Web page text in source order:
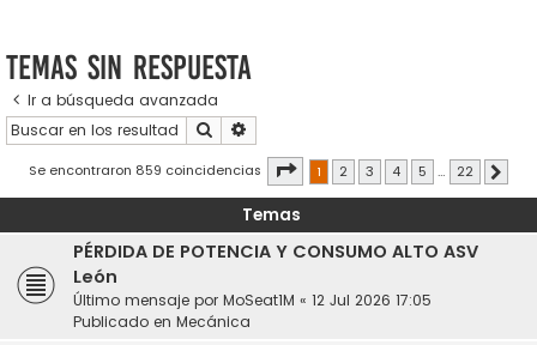
Temas sin respuesta
Ir a búsqueda avanzada
Buscar
Se encontraron 859 coincidencias Página de 22
1 2 3 4 5 … 22
Temas
PÉRDIDA DE POTENCIA Y CONSUMO ALTO ASV
León
Último mensaje por MoSeat1M « 12 Jul 2026 17:05
Publicado en Mecánica